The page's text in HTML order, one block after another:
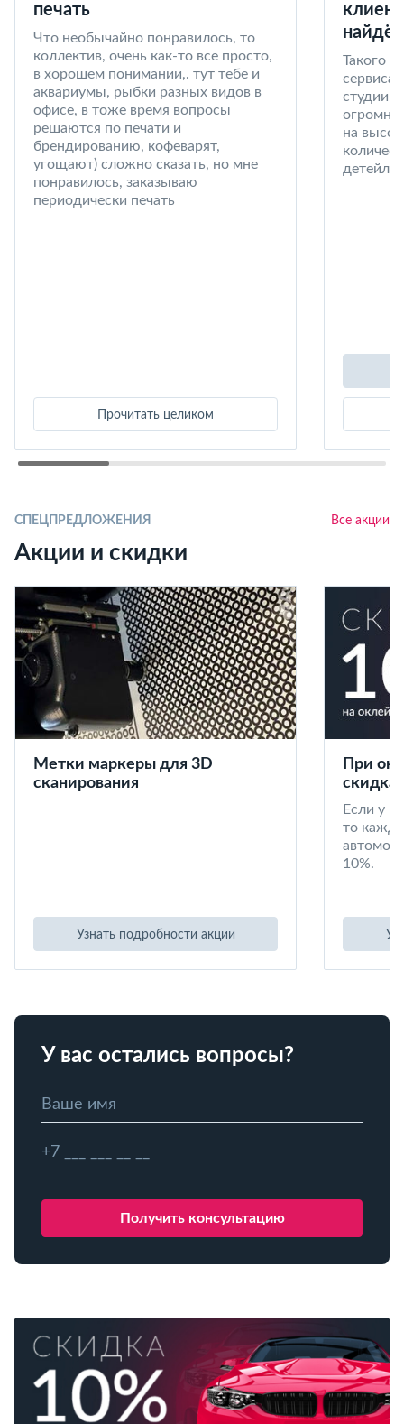
печать
Что необычайно понравилось, то
коллектив, очень как-то все просто,
в хорошем понимании,. тут тебе и
аквариумы, рыбки разных видов в
офисе, в тоже время вопросы
решаются по печати и
брендированию, кофеварят,
угощают) сложно сказать, но мне
понравилось, заказываю
периодически печать
Прочитать целиком
Такого
сервиса
студии
на
СПЕЦПРЕДЛОЖЕНИЯ Все акции
Акции и скидки
Метки маркеры для 3D
сканирования
Узнать подробности акции
При
скидка
Если у
то
10%.
У вас остались вопросы?